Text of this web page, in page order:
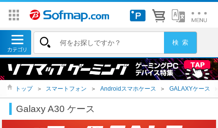
トップ ＞ スマートフォン ＞ Androidスマホケース ＞ GALAXYケース
Galaxy A30 ケース